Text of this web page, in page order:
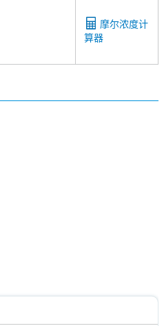
摩尔浓度计
算器